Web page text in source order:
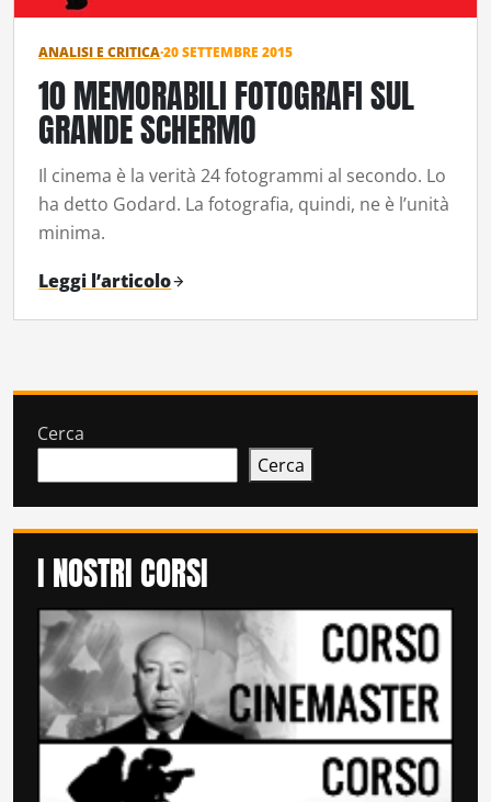
ANALISI E CRITICA·20 SETTEMBRE 2015
10 MEMORABILI FOTOGRAFI SUL
GRANDE SCHERMO
Il cinema è la verità 24 fotogrammi al secondo. Lo
ha detto Godard. La fotografia, quindi, ne è l’unità
minima.
Leggi l’articolo
Cerca
Cerca
I NOSTRI CORSI